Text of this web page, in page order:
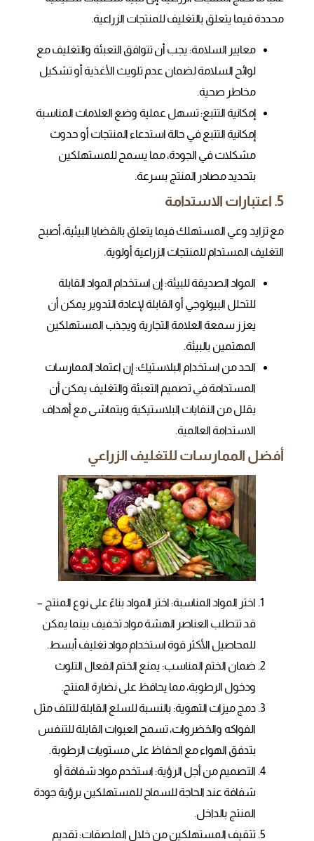
محددة فيما يتعلق بالتغليف للمنتجات الزراعية.
معايير السلامة: يجب أن تتوافق التعبئة والتغليف مع
لوائح السلامة لضمان عدم تلويث الأغذية أو تشكيل
مخاطر صحية.
إمكانية التتبع: تسهل عملية وضع العلامات المناسبة
إمكانية التتبع في حالة استدعاء المنتجات أو حدوث
مشكلات في الجودة، مما يسمح للمستهلكين
بتحديد مصادر المنتج بسرعة.
5. اعتبارات الاستدامة
مع تزايد وعي المستهلك فيما يتعلق بالقضايا البيئية، أصبح
التغليف المستدام للمنتجات الزراعية أولوية.
المواد الصديقة للبيئة: إن استخدام المواد القابلة
للتحلل البيولوجي أو القابلة لإعادة التدوير يمكن أن
يعزز سمعة العلامة التجارية ويجذب المستهلكين
المهتمين بالبيئة.
الحد من استخدام البلاستيك: إن اعتماد الممارسات
المستدامة في تصميم التعبئة والتغليف يمكن أن
يقلل من النفايات البلاستيكية ويتماشى مع أهداف
الاستدامة العالمية.
أفضل الممارسات للتغليف الزراعي
اختر المواد المناسبة: اختر المواد بناءً على نوع المنتج –
قد تتطلب العناصر الهشة مواد تخفيف بينما يمكن
للمحاصيل الأكثر قوة استخدام مواد تغليف أبسط.
ضمان الختم المناسب: يمنع الختم الفعال التلوث
ودخول الرطوبة، مما يحافظ على نضارة المنتج.
دمج ميزات التهوية: بالنسبة للسلع القابلة للتلف مثل
الفواكه والخضروات، تسمح العبوات القابلة للتنفس
بتدفق الهواء مع الحفاظ على مستويات الرطوبة.
التصميم من أجل الرؤية: استخدم مواد شفافة أو
شفافة عند الحاجة للسماح للمستهلكين برؤية جودة
المنتج بالداخل.
تثقيف المستهلكين من خلال الملصقات: تقديم